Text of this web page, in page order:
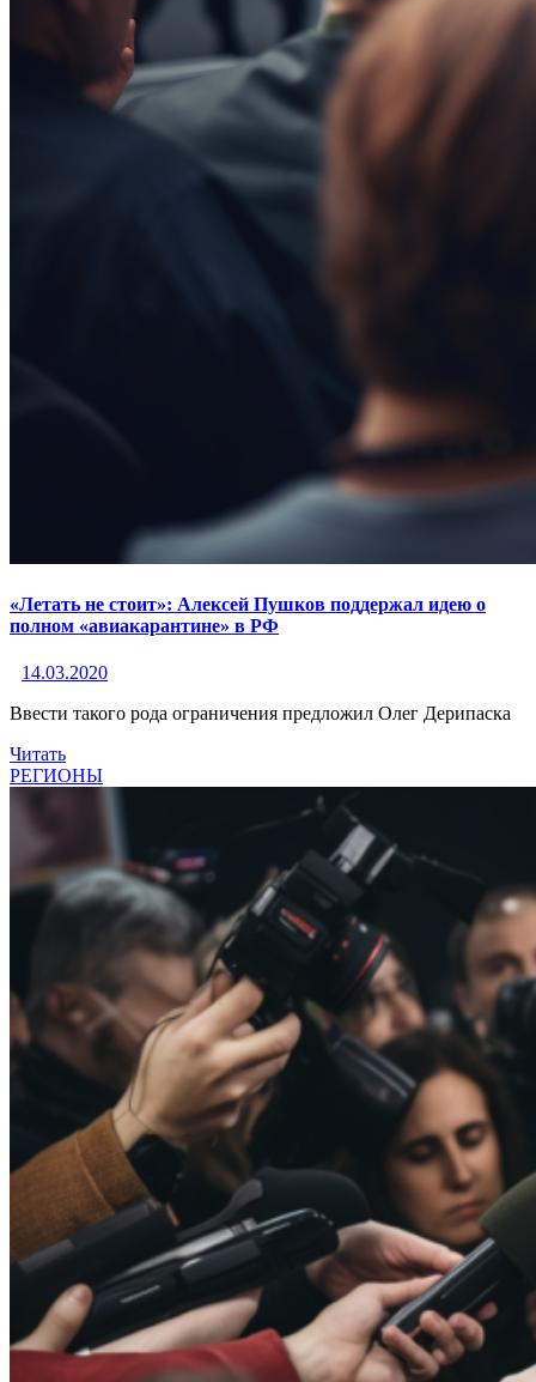
«Летать не стоит»: Алексей Пушков поддержал идею о
полном «авиакарантине» в РФ
14.03.2020
Ввести такого рода ограничения предложил Олег Дерипаска
Читать
РЕГИОНЫ